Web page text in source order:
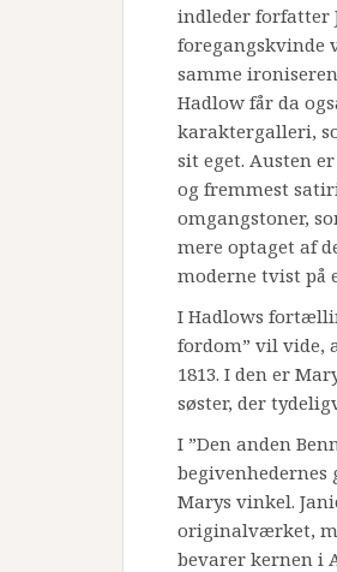
indleder forfatter
foregangskvinde
samme
Hadlow får da
karaktergalleri,
sit eget. Austen
og fremmest
omgangstoner,
mere optaget af
moderne tvist på
I Hadlows
fordom” vil vide,
1813. I den er
søster, der
I ”Den anden
begivenhedernes
Marys vinkel.
originalværket,
bevarer kernen i